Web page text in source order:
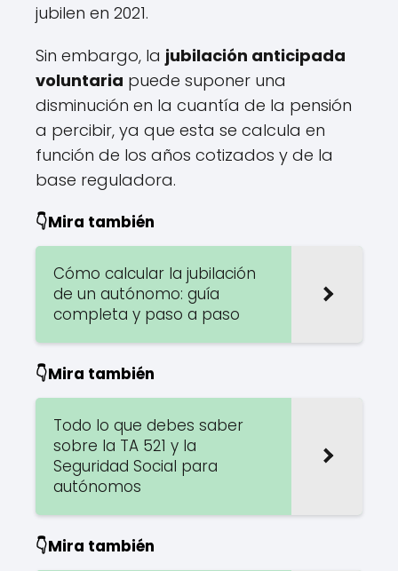
jubilen en 2021.
Sin embargo, la jubilación anticipada
voluntaria puede suponer una
disminución en la cuantía de la pensión
a percibir, ya que esta se calcula en
función de los años cotizados y de la
base reguladora.
👇Mira también
Cómo calcular la jubilación
de un autónomo: guía
completa y paso a paso
👇Mira también
Todo lo que debes saber
sobre la TA 521 y la
Seguridad Social para
autónomos
👇Mira también